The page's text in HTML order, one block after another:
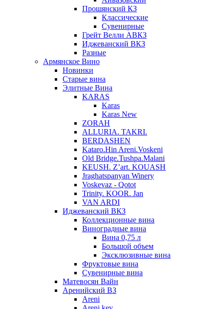
Прошянский КЗ
Классические
Сувенирные
Грейт Велли АВКЗ
Иджеванский ВКЗ
Разные
Армянское Вино
Новинки
Старые вина
Элитные Вина
KARAS
Karas
Karas New
ZORAH
ALLURIA. TAKRI.
BERDASHEN
Kataro.Hin Areni.Voskeni
Old Bridge.Tushpa.Malani
KEUSH. Z’art. KOUASH
Jraghatspanyan Winery
Voskevaz - Qotot
Trinity. KOOR. Jan
VAN ARDI
Иджеванский ВКЗ
Коллекционные вина
Виноградные вина
Вина 0,75 л
Большой объем
Эксклюзивные вина
Фруктовые вина
Cувенирные вина
Матевосян Вайн
Аренийский ВЗ
Areni